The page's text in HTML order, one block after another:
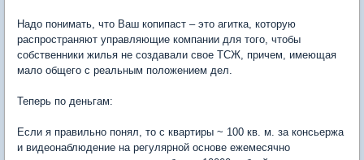
Надо понимать, что Ваш копипаст – это агитка, которую
распространяют управляющие компании для того, чтобы
собственники жилья не создавали свое ТСЖ, причем, имеющая
мало общего с реальным положением дел.
Теперь по деньгам:
Если я правильно понял, то с квартиры ~ 100 кв. м. за консьержа
и видеонаблюдение на регулярной основе ежемесячно